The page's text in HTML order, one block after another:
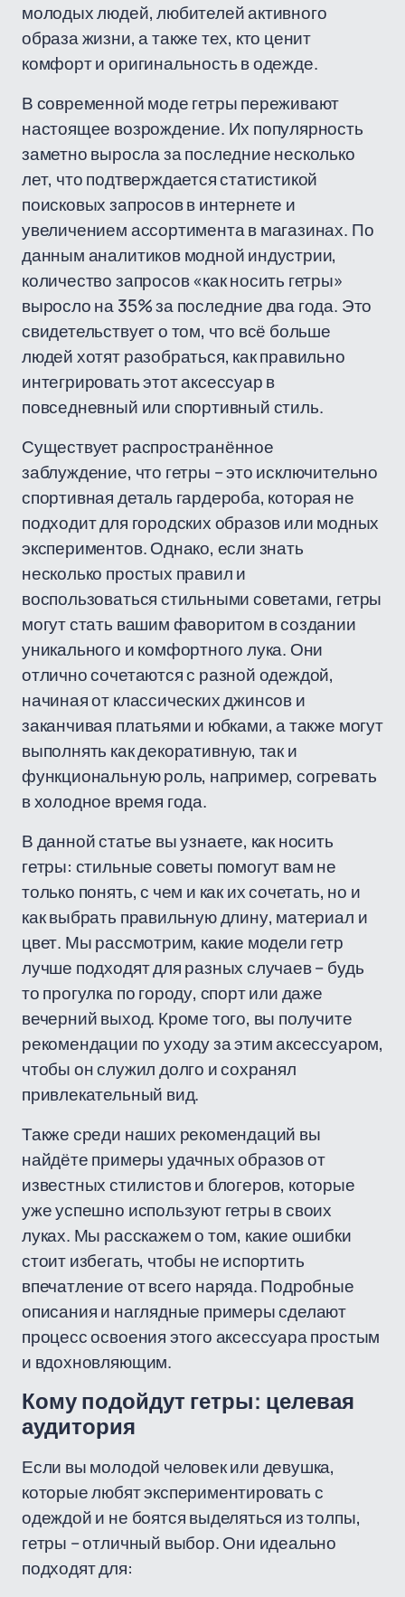
молодых людей, любителей активного
образа жизни, а также тех, кто ценит
комфорт и оригинальность в одежде.
В современной моде гетры переживают
настоящее возрождение. Их популярность
заметно выросла за последние несколько
лет, что подтверждается статистикой
поисковых запросов в интернете и
увеличением ассортимента в магазинах. По
данным аналитиков модной индустрии,
количество запросов «как носить гетры»
выросло на 35% за последние два года. Это
свидетельствует о том, что всё больше
людей хотят разобраться, как правильно
интегрировать этот аксессуар в
повседневный или спортивный стиль.
Существует распространённое
заблуждение, что гетры – это исключительно
спортивная деталь гардероба, которая не
подходит для городских образов или модных
экспериментов. Однако, если знать
несколько простых правил и
воспользоваться стильными советами, гетры
могут стать вашим фаворитом в создании
уникального и комфортного лука. Они
отлично сочетаются с разной одеждой,
начиная от классических джинсов и
заканчивая платьями и юбками, а также могут
выполнять как декоративную, так и
функциональную роль, например, согревать
в холодное время года.
В данной статье вы узнаете, как носить
гетры: стильные советы помогут вам не
только понять, с чем и как их сочетать, но и
как выбрать правильную длину, материал и
цвет. Мы рассмотрим, какие модели гетр
лучше подходят для разных случаев – будь
то прогулка по городу, спорт или даже
вечерний выход. Кроме того, вы получите
рекомендации по уходу за этим аксессуаром,
чтобы он служил долго и сохранял
привлекательный вид.
Также среди наших рекомендаций вы
найдёте примеры удачных образов от
известных стилистов и блогеров, которые
уже успешно используют гетры в своих
луках. Мы расскажем о том, какие ошибки
стоит избегать, чтобы не испортить
впечатление от всего наряда. Подробные
описания и наглядные примеры сделают
процесс освоения этого аксессуара простым
и вдохновляющим.
Кому подойдут гетры: целевая
аудитория
Если вы молодой человек или девушка,
которые любят экспериментировать с
одеждой и не боятся выделяться из толпы,
гетры – отличный выбор. Они идеально
подходят для: